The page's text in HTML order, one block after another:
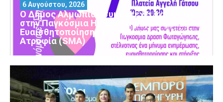
Ο Δήμος Αλμωπίας συμμετέχει και φέτος
στην Παγκόσμια Ημέρα Ενημέρωσης και
Ευαισθητοποίησης για τη Νωτιαία Μυϊκή
Ατροφία (SMA)
6 Αυγούστου, 2026